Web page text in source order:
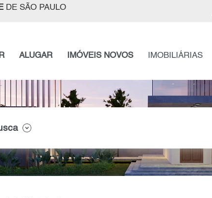
DE SÃO PAULO
ALUGAR IMÓVEIS NOVOS IMOBILIÁRIAS